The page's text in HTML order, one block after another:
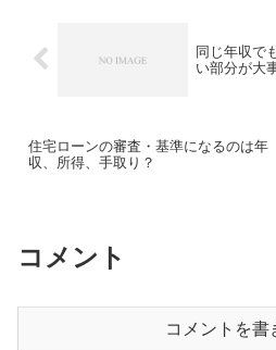
同じ年収で
い部分が大
住宅ローンの審査・基準になるのは年
収、所得、手取り？
コメント
コメントを書